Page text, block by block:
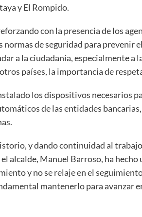
y El Rompido.
con la presencia de los
de seguridad para prevenir
a la ciudadanía, especialmente a
países, la importancia de
los dispositivos necesarios
de las entidades
y dando continuidad al
alcalde, Manuel Barroso, ha
y no se relaje en el
mantenerlo para avanzar